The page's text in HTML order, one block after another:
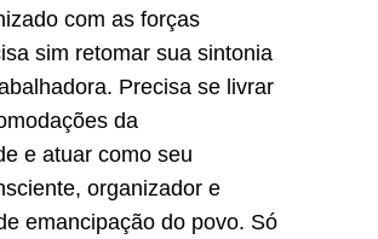
com as forças
sim retomar sua sintonia
Precisa se livrar
da
e atuar como seu
organizador e
emancipação do povo. Só